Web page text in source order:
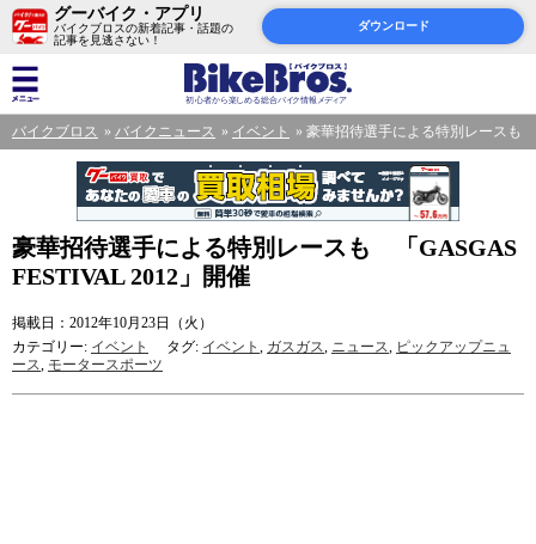
グーバイク・アプリ
バイクブロスの新着記事・話題の
記事を見逃さない！
ダウンロード
バイクブロス バイクニュース イベント 豪華招待選手による特別レースも
豪華招待選手による特別レースも 「GASGAS
FESTIVAL 2012」開催
掲載日：2012年10月23日（火）
カテゴリー: イベント タグ: イベント , ガスガス, ニュース, ピックアップニュ
ース, モータースポーツ